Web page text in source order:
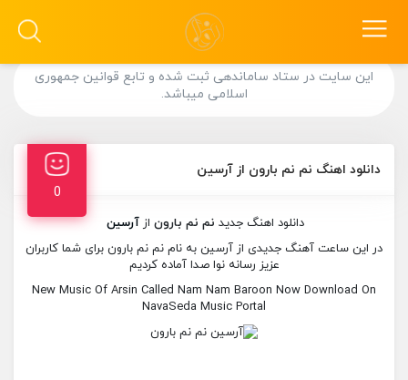
این سایت در ستاد ساماندهی ثبت شده و تابع قوانین جمهوری
اسلامی میباشد.
دانلود اهنگ نم نم بارون از آرسین
0
دانلود اهنگ جدید نم نم بارون ازآرسین
در این ساعت آهنگ جدیدی از آرسین به نام نم نم بارون برای شما کاربران
عزیز رسانه نوا صدا آماده کردیم
New Music Of Arsin Called Nam Nam Baroon Now Download On
NavaSeda Music Portal